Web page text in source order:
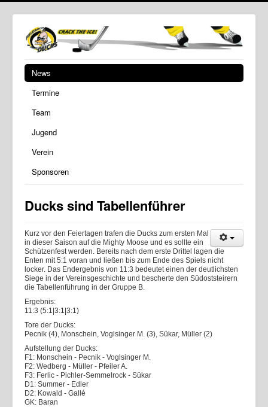
News
Termine
Team
Jugend
Verein
Sponsoren
Ducks sind Tabellenführer
Kurz vor den Feiertagen trafen die Ducks zum ersten Mal
in dieser Saison auf die Mighty Moose und es sollte ein
Schützenfest werden. Bereits nach dem erste Drittel lagen die
Enten mit 5:1 voran und ließen bis zum Ende des Spiels nicht
locker. Das Endergebnis von 11:3 bedeutet einen der deutlichsten
Siege in der Vereinsgeschichte und bescherte den Südoststeirern
die Tabellenführung in der Gruppe B.
Ergebnis:
11:3 (5:1|3:1|3:1)
Tore der Ducks:
Pecnik (4), Monschein, Voglsinger M. (3), Sükar, Müller (2)
Aufstellung der Ducks:
F1: Monschein - Pecnik - Voglsinger M.
F2: Wedberg - Müller - Pfeiler A.
F3: Ferlic - Pichler-Semmelrock - Sükar
D1: Summer - Edler
D2: Kowald - Gallé
GK: Baran